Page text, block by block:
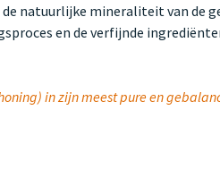
natuurlijke mineraliteit van de
en de verfijnde
in zijn meest pure en